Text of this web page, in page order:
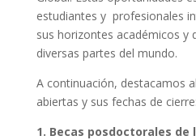
estudiantes y profesionales
sus horizontes académicos y
diversas partes del mundo.
A continuación, destacamos
abiertas y sus fechas de cierre:
1. Becas posdoctorales de